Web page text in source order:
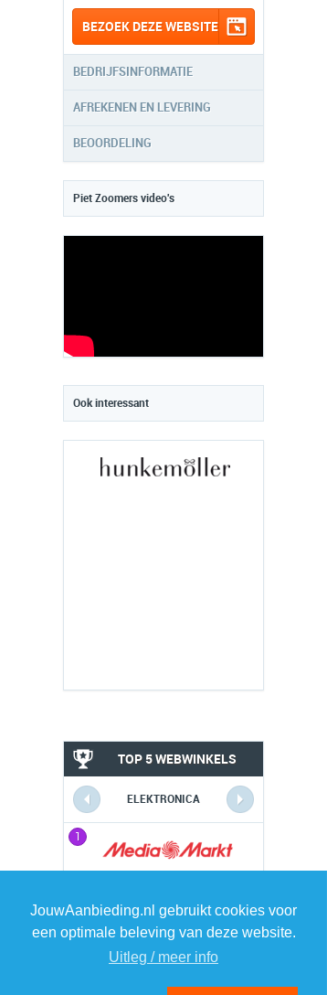
JouwAanbieding.nl gebruikt cookies voor
een optimale beleving van deze website.
Uitleg / meer info
BEZOEK DEZE WEBSITE
BEDRIJFSINFORMATIE
AFREKENEN EN LEVERING
BEOORDELING
Piet Zoomers video's
Ook interessant
TOP 5 WEBWINKELS
ELEKTRONICA
1